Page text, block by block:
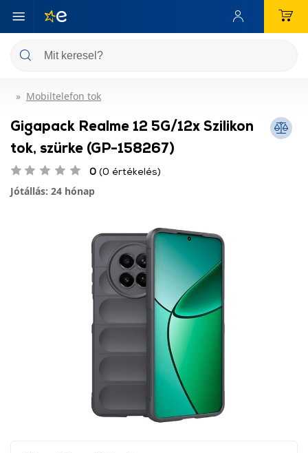
Mobiltelefon tok
Gigapack Realme 12 5G/12x Szilikon
tok, szürke (GP-158267)
0 (0 értékelés)
Jótállás: 24 hónap